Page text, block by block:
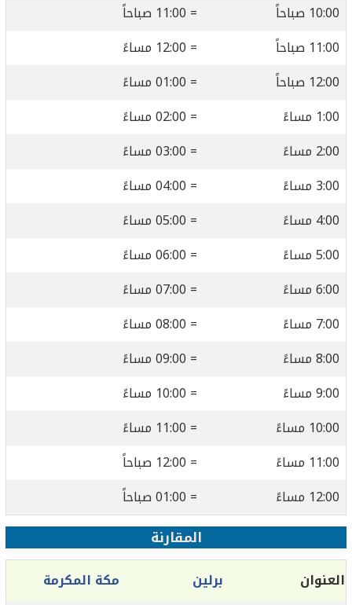
10:00 صباحاً
= 11:00 صباحاً
11:00 صباحاً
= 12:00 مساءً
12:00 صباحاً
= 01:00 مساءً
1:00 مساءً
= 02:00 مساءً
2:00 مساءً
= 03:00 مساءً
3:00 مساءً
= 04:00 مساءً
4:00 مساءً
= 05:00 مساءً
5:00 مساءً
= 06:00 مساءً
6:00 مساءً
= 07:00 مساءً
7:00 مساءً
= 08:00 مساءً
8:00 مساءً
= 09:00 مساءً
9:00 مساءً
= 10:00 مساءً
10:00 مساءً
= 11:00 مساءً
11:00 مساءً
= 12:00 صباحاً
12:00 مساءً
= 01:00 صباحاً
المقارنة
العنوان برلين
مكة المكرمة